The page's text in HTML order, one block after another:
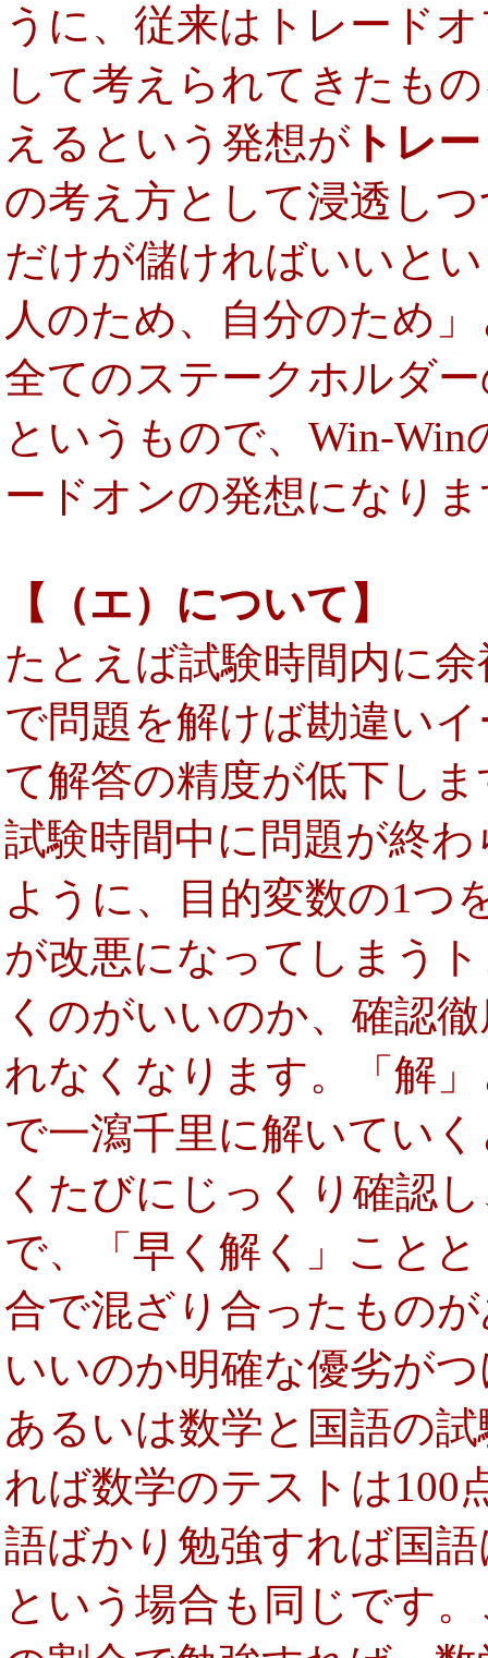
うに、従来はトレード
して考えられてきたも
えるという発想が トレ
の考え方として浸透し
だけが儲ければいいと
人のため、自分のため
全てのステークホルダ
というもので、Win-
ードオンの発想になり
【（エ）について】
たとえば試験時間内に
で問題を解けば勘違い
て解答の精度が低下し
試験時間中に問題が終
ように、目的変数の1つ
が改悪になってしまう
くのがいいのか、確認
れなくなります。「解
で一瀉千里に解いてい
くたびにじっくり確認
で、「早く解く」こと
合で混ざり合ったもの
いいのか明確な優劣が
あるいは数学と国語の
れば数学のテストは100
語ばかり勉強すれば国
という場合も同じです